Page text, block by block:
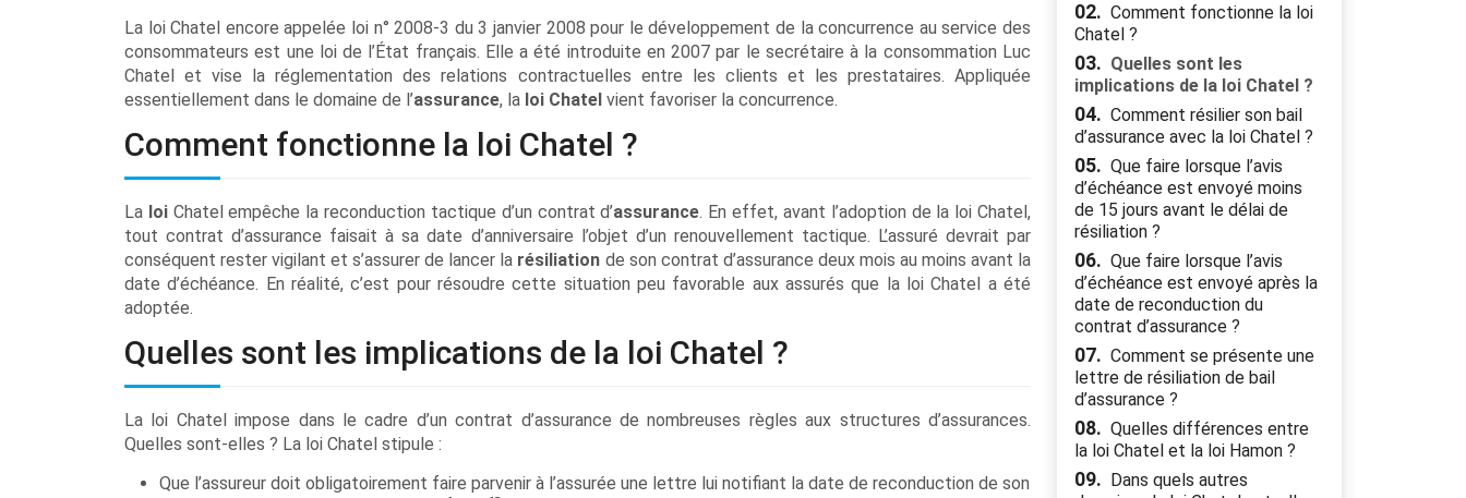
La loi Chatel encore appelée loi n° 2008-3 du 3 janvier 2008 pour le développement de la concurrence au service des
consommateurs est une loi de l’État français. Elle a été introduite en 2007 par le secrétaire à la consommation Luc
Chatel et vise la réglementation des relations contractuelles entre les clients et les prestataires. Appliquée
essentiellement dans le domaine de l’assurance, la loi Chatel vient favoriser la concurrence.
Comment fonctionne la loi Chatel ?
La loiChatel empêche la reconduction tactique d’un contrat d’assurance. En effet, avant l’adoption de la loi Chatel,
tout contrat d’assurance faisait à sa date d’anniversaire l’objet d’un renouvellement tactique. L’assuré devrait par
conséquent rester vigilant et s’assurer de lancer la résiliation de son contrat d’assurance deux mois au moins avant la
date d’échéance. En réalité, c’est pour résoudre cette situation peu favorable aux assurés que la loi Chatel a été
adoptée.
Quelles sont les implications de la loi Chatel ?
La loi Chatel impose dans le cadre d’un contrat d’assurance de nombreuses règles aux structures d’assurances.
Quelles sont-elles ? La loi Chatel stipule :
Que l’assureur doit obligatoirement faire parvenir à l’assurée une lettre lui notifiant la date de reconduction de son
02. Comment fonctionne la loi
Chatel ?
03. Quelles sont les
implications de la loi Chatel ?
04. Comment résilier son bail
d’assurance avec la loi Chatel ?
05. Que faire lorsque l’avis
d’échéance est envoyé moins
de 15 jours avant le délai de
résiliation ?
06. Que faire lorsque l’avis
d’échéance est envoyé après la
date de reconduction du
contrat d’assurance ?
07. Comment se présente une
lettre de résiliation de bail
d’assurance ?
08. Quelles différences entre
la loi Chatel et la loi Hamon ?
09. Dans quels autres